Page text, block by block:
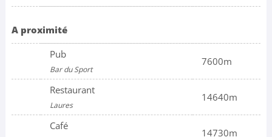
A proximité
Pub
Bar du Sport
7600m
Restaurant
Laures
14640m
Café
14730m